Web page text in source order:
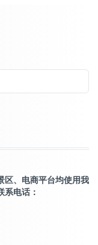
区、电商平台均使用我
电话：